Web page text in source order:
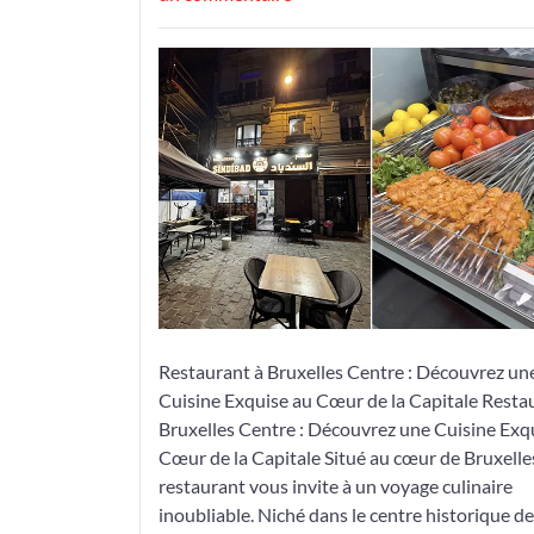
les
Délices
Culinaires
d’un
Restaurant
Cœur
de
Bruxelles
Centre
Restaurant à Bruxelles Centre : Découvrez
Cuisine Exquise au Cœur de la Capitale
Bruxelles Centre : Découvrez une Cuisine
Cœur de la Capitale Situé au cœur de
restaurant vous invite à un voyage culinaire
inoubliable. Niché dans le centre historique